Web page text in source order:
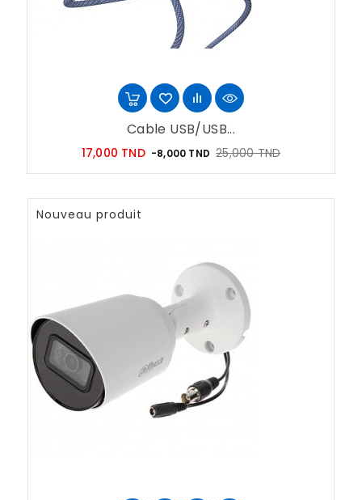
Cable USB/USB...
17,000 TND Prix
-8,000 TND 25,000 TNDPrix
Nouveau produit